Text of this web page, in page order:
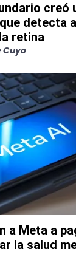
creó
detecta
retina
Cuyo
a Meta a
la salud